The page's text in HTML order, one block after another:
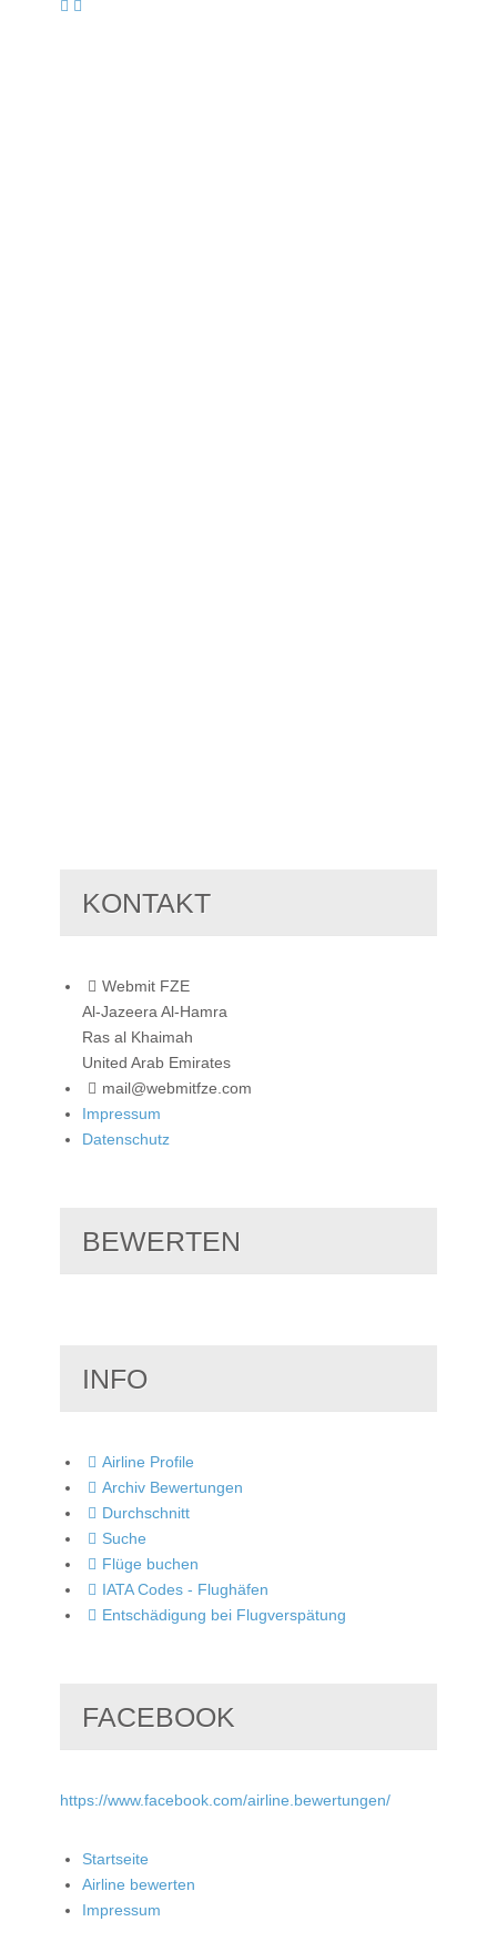
KONTAKT
Webmit FZE
Al-Jazeera Al-Hamra
Ras al Khaimah
United Arab Emirates
mail@webmitfze.com
Impressum
Datenschutz
BEWERTEN
INFO
Airline Profile
Archiv Bewertungen
Durchschnitt
Suche
Flüge buchen
IATA Codes - Flughäfen
Entschädigung bei Flugverspätung
FACEBOOK
https://www.facebook.com/airline.bewertungen/
Startseite
Airline bewerten
Impressum